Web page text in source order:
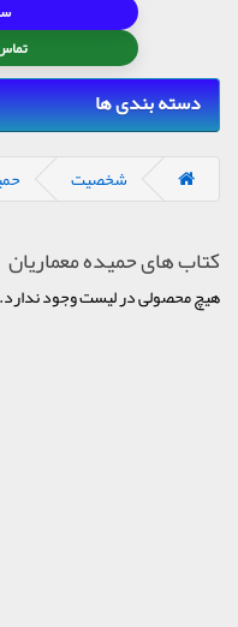
دسته بندی ها
شخصیت
کتاب های حمیده معماریان
هیچ محصولی در لیست وجود ندارد.